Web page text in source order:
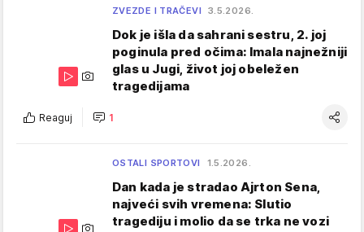
ZVEZDE I TRAČEVI 3.5.2026.
Dok je išla da sahrani sestru, 2. joj
poginula pred očima: Imala najnežniji
glas u Jugi, život joj obeležen
tragedijama
Reaguj 1
OSTALI SPORTOVI 1.5.2026.
Dan kada je stradao Ajrton Sena,
najveći svih vremena: Slutio
tragediju i molio da se trka ne vozi